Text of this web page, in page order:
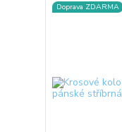
Doprava ZDARMA